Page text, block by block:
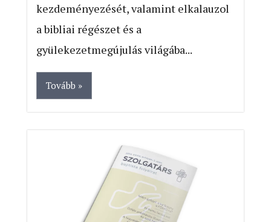
kezdeményezését, valamint elkalauzol
a bibliai régészet és a
gyülekezetmegújulás világába...
Tovább »